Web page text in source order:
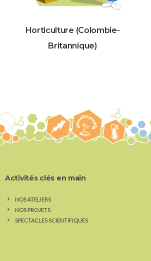
Horticulture (Colombie-
Britannique)
Activités clés en main
NOS ATELIERS
NOS PROJETS
SPECTACLES SCIENTIFIQUES